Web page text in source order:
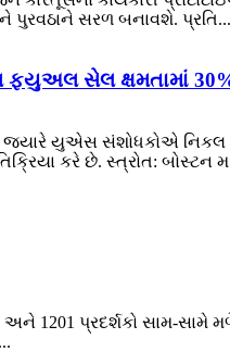
પુરવઠાને સરળ બનાવશે. પ્રતિ...
ફ્યુઅલ સેલ ક્ષમતામાં
યુએસ સંશોધકોએ નિકલ
કરે છે. સ્ત્રોત:
અને 1201 પ્રદર્શકો સામ-